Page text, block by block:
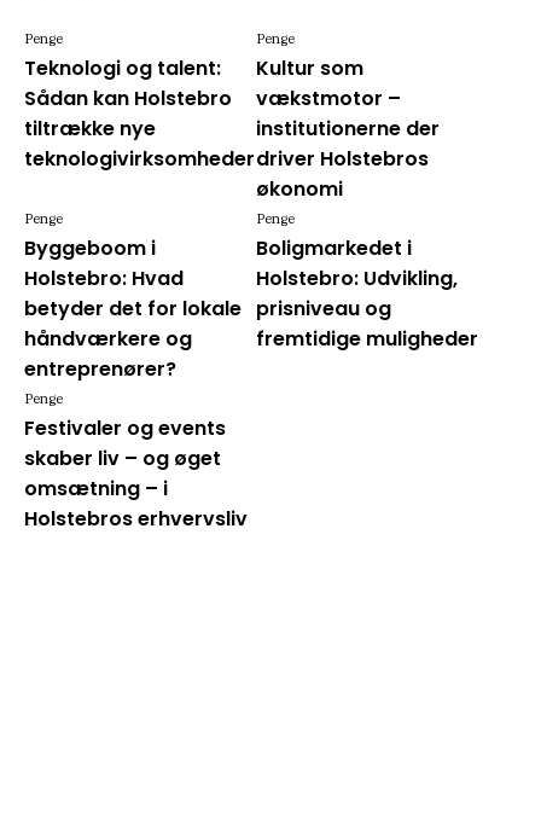
Teknologi og talent:
Sådan kan Holstebro
tiltrække nye
teknologivirksomheder
Penge
Kultur som
vækstmotor –
institutionerne der
driver Holstebros
økonomi
Penge
Byggeboom i
Holstebro: Hvad
betyder det for lokale
håndværkere og
entreprenører?
Penge
Boligmarkedet i
Holstebro: Udvikling,
prisniveau og
fremtidige muligheder
Penge
Festivaler og events
skaber liv – og øget
omsætning – i
Holstebros erhvervsliv
Penge